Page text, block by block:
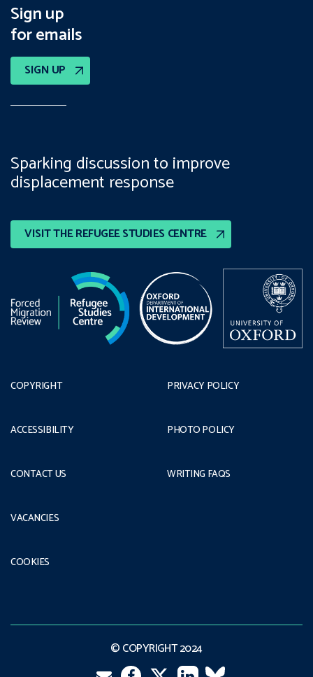
Sign up
for emails
SIGN UP
VISIT THE REFUGEE STUDIES CENTRE
Sparking discussion to improve
displacement response
COPYRIGHT
ACCESSIBILITY
CONTACT US
PRIVACY POLICY
PHOTO POLICY
WRITING FAQS
VACANCIES
COOKIES
© COPYRIGHT 2024